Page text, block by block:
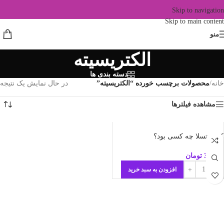
Skip to navigation
Skip to main content
منو
الکتریسیته
دسته بندی ها
خانه/محصولات برچسب خورده “الکتریسیته” در حال نمایش یک نتیجه
مشاهده فیلترها
کتاب تسلا چه کسی بود؟
39.000 تومان
افزودن به سبد خرید